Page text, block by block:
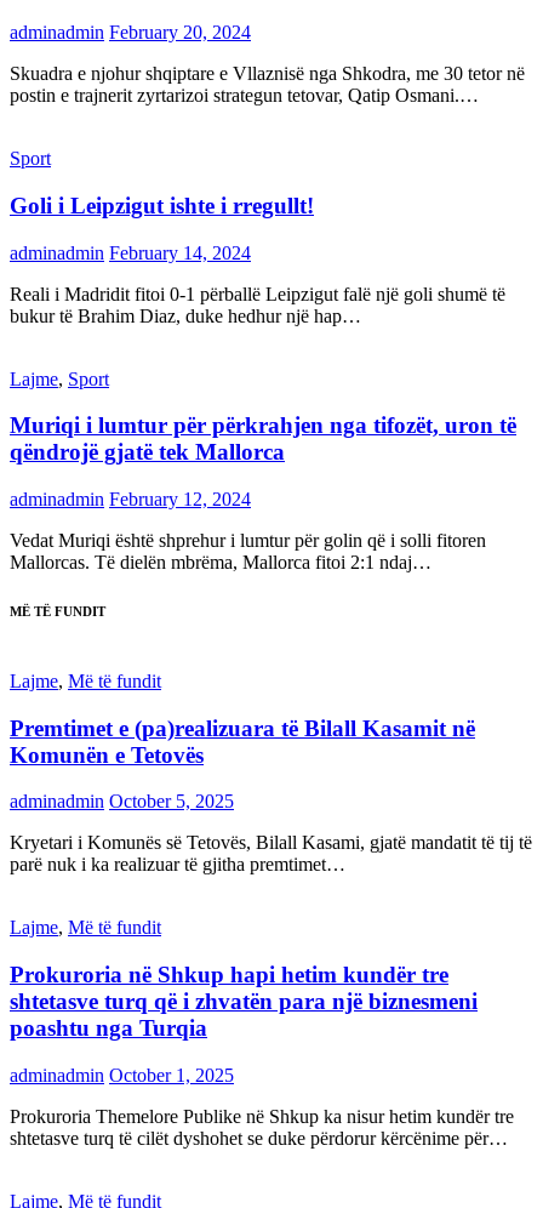
adminadmin February 20, 2024
Skuadra e njohur shqiptare e Vllaznisë nga Shkodra, me 30 tetor në
postin e trajnerit zyrtarizoi strategun tetovar, Qatip Osmani.…
Sport
Goli i Leipzigut ishte i rregullt!
adminadmin February 14, 2024
Reali i Madridit fitoi 0-1 përballë Leipzigut falë një goli shumë të
bukur të Brahim Diaz, duke hedhur një hap…
Lajme, Sport
Muriqi i lumtur për përkrahjen nga tifozët, uron të
qëndrojë gjatë tek Mallorca
adminadmin February 12, 2024
Vedat Muriqi është shprehur i lumtur për golin që i solli fitoren
Mallorcas. Të dielën mbrëma, Mallorca fitoi 2:1 ndaj…
MË TË FUNDIT
Lajme, Më të fundit
Premtimet e (pa)realizuara të Bilall Kasamit në
Komunën e Tetovës
adminadmin October 5, 2025
Kryetari i Komunës së Tetovës, Bilall Kasami, gjatë mandatit të tij të
parë nuk i ka realizuar të gjitha premtimet…
Lajme, Më të fundit
Prokuroria në Shkup hapi hetim kundër tre
shtetasve turq që i zhvatën para një biznesmeni
poashtu nga Turqia
adminadmin October 1, 2025
Prokuroria Themelore Publike në Shkup ka nisur hetim kundër tre
shtetasve turq të cilët dyshohet se duke përdorur kërcënime për…
Lajme, Më të fundit